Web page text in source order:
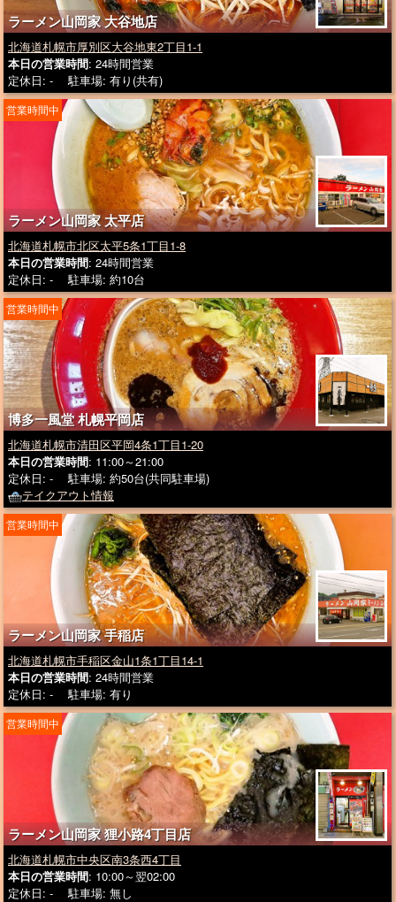
ラーメン山岡家 大谷地店
北海道札幌市厚別区大谷地東2丁目1-1
本日の営業時間: 24時間営業
定休日: - 駐車場: 有り(共有)
ラーメン山岡家 太平店
営業時間中
北海道札幌市北区太平5条1丁目1-8
本日の営業時間: 24時間営業
定休日: - 駐車場: 約10台
博多一風堂 札幌平岡店
営業時間中
北海道札幌市清田区平岡4条1丁目1-20
本日の営業時間: 11:00～21:00
定休日: - 駐車場: 約50台(共同駐車場)
テイクアウト情報
ラーメン山岡家 手稲店
営業時間中
北海道札幌市手稲区金山1条1丁目14-1
本日の営業時間: 24時間営業
定休日: - 駐車場: 有り
ラーメン山岡家 狸小路4丁目店
営業時間中
北海道札幌市中央区南3条西4丁目
本日の営業時間: 10:00～翌02:00
定休日: - 駐車場: 無し